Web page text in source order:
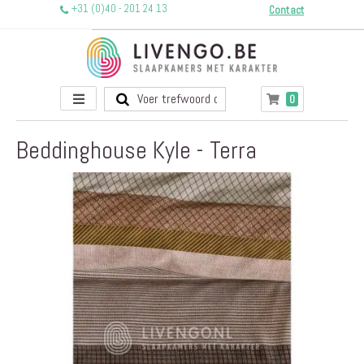
+31 (0)40 - 201 24 13 Contact
Toggle
Nav
Winkelwagen
0producten
Beddinghouse Kyle - Terra
afbeeldingen-